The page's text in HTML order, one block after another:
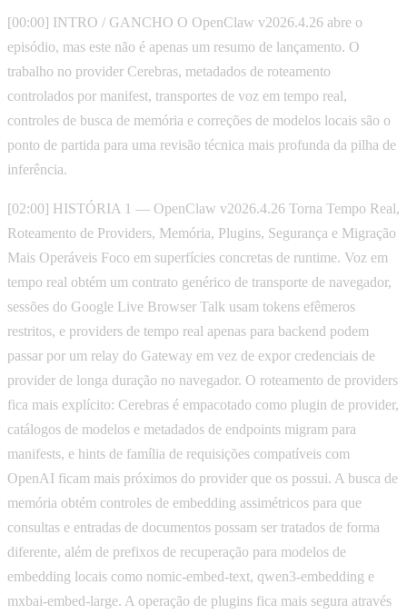
[00:00] INTRO / GANCHO O OpenClaw v2026.4.26 abre o
episódio, mas este não é apenas um resumo de lançamento. O
trabalho no provider Cerebras, metadados de roteamento
controlados por manifest, transportes de voz em tempo real,
controles de busca de memória e correções de modelos locais são o
ponto de partida para uma revisão técnica mais profunda da pilha de
inferência.
[02:00] HISTÓRIA 1 — OpenClaw v2026.4.26 Torna Tempo Real,
Roteamento de Providers, Memória, Plugins, Segurança e Migração
Mais Operáveis Foco em superfícies concretas de runtime. Voz em
tempo real obtém um contrato genérico de transporte de navegador,
sessões do Google Live Browser Talk usam tokens efêmeros
restritos, e providers de tempo real apenas para backend podem
passar por um relay do Gateway em vez de expor credenciais de
provider de longa duração no navegador. O roteamento de providers
fica mais explícito: Cerebras é empacotado como plugin de provider,
catálogos de modelos e metadados de endpoints migram para
manifests, e hints de família de requisições compatíveis com
OpenAI ficam mais próximos do provider que os possui. A busca de
memória obtém controles de embedding assimétricos para que
consultas e entradas de documentos possam ser tratados de forma
diferente, além de prefixos de recuperação para modelos de
embedding locais como nomic-embed-text, qwen3-embedding e
mxbai-embed-large. A operação de plugins fica mais segura através